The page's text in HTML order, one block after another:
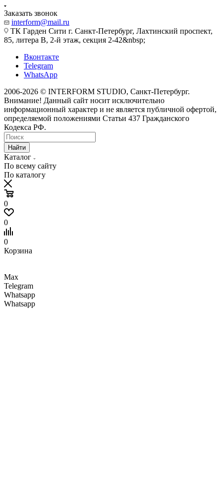
Заказать звонок
interform@mail.ru
ТК Гарден Сити г. Санкт-Петербург, Лахтинский проспект,
85, литера В, 2-й этаж, секция 2-42&nbsp;
Вконтакте
Telegram
WhatsApp
2006-2026 © INTERFORM STUDIO, Санкт-Петербург.
Внимание! Данный сайт носит исключительно
информационный характер и не является публичной офертой,
определяемой положениями Статьи 437 Гражданского
Кодекса РФ.
Найти
Каталог
По всему сайту
По каталогу
0
0
0
Корзина
Max
Telegram
Whatsapp
Whatsapp